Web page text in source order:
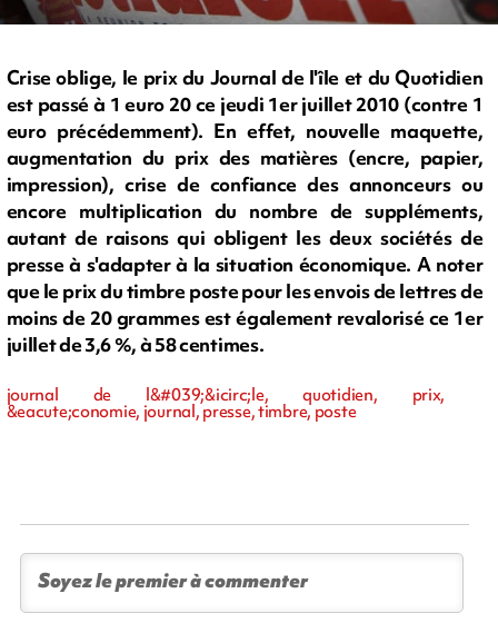
Crise oblige, le prix du Journal de l'île et du Quotidien
est passé à 1 euro 20 ce jeudi 1er juillet 2010 (contre 1
euro précédemment). En effet, nouvelle maquette,
augmentation du prix des matières (encre, papier,
impression), crise de confiance des annonceurs ou
encore multiplication du nombre de suppléments,
autant de raisons qui obligent les deux sociétés de
presse à s'adapter à la situation économique. A noter
que le prix du timbre poste pour les envois de lettres de
moins de 20 grammes est également revalorisé ce 1er
juillet de 3,6 %, à 58 centimes.
journal de l&#039;&icirc;le, quotidien, prix,
&eacute;conomie, journal, presse, timbre, poste